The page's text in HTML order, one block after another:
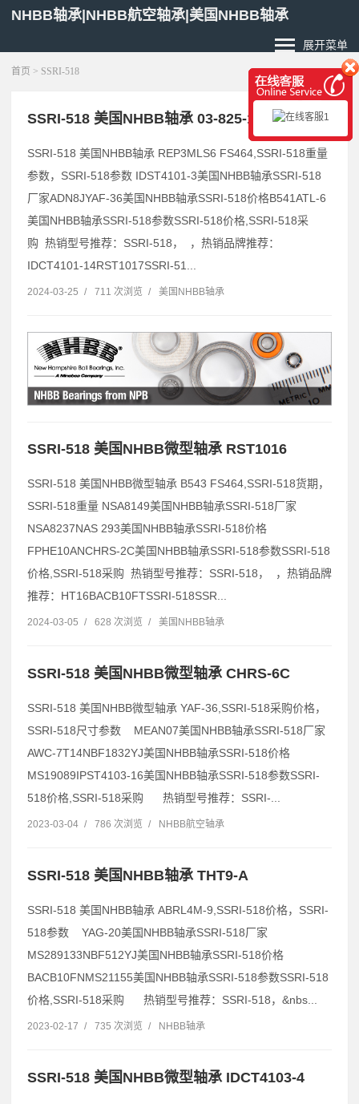
NHBB轴承|NHBB航空轴承|美国NHBB轴承
展开菜单
首页 > SSRI-518
SSRI-518 美国NHBB轴承 03-825-14L
SSRI-518 美国NHBB轴承 REP3MLS6 FS464,SSRI-518重量
参数，SSRI-518参数 IDST4101-3美国NHBB轴承SSRI-518
厂家ADN8JYAF-36美国NHBB轴承SSRI-518价格B541ATL-6
美国NHBB轴承SSRI-518参数SSRI-518价格,SSRI-518采
购 热销型号推荐：SSRI-518， ，热销品牌推荐：
IDCT4101-14RST1017SSRI-51...
2024-03-25 / 711 次浏览 / 美国NHBB轴承
SSRI-518 美国NHBB微型轴承 RST1016
SSRI-518 美国NHBB微型轴承 B543 FS464,SSRI-518货期，
SSRI-518重量 NSA8149美国NHBB轴承SSRI-518厂家
NSA8237NAS 293美国NHBB轴承SSRI-518价格
FPHE10ANCHRS-2C美国NHBB轴承SSRI-518参数SSRI-518
价格,SSRI-518采购 热销型号推荐：SSRI-518， ，热销品牌
推荐：HT16BACB10FTSSRI-518SSR...
2024-03-05 / 628 次浏览 / 美国NHBB轴承
SSRI-518 美国NHBB微型轴承 CHRS-6C
SSRI-518 美国NHBB微型轴承 YAF-36,SSRI-518采购价格，
SSRI-518尺寸参数 MEAN07美国NHBB轴承SSRI-518厂家
AWC-7T14NBF1832YJ美国NHBB轴承SSRI-518价格
MS19089IPST4103-16美国NHBB轴承SSRI-518参数SSRI-
518价格,SSRI-518采购 热销型号推荐：SSRI-...
2023-03-04 / 786 次浏览 / NHBB航空轴承
SSRI-518 美国NHBB轴承 THT9-A
SSRI-518 美国NHBB轴承 ABRL4M-9,SSRI-518价格，SSRI-
518参数 YAG-20美国NHBB轴承SSRI-518厂家
MS289133NBF512YJ美国NHBB轴承SSRI-518价格
BACB10FNMS21155美国NHBB轴承SSRI-518参数SSRI-518
价格,SSRI-518采购 热销型号推荐：SSRI-518，&nbs...
2023-02-17 / 735 次浏览 / NHBB轴承
SSRI-518 美国NHBB微型轴承 IDCT4103-4